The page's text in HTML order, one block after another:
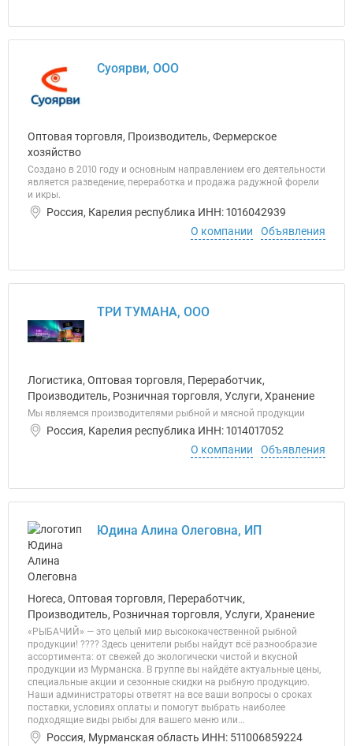
Суоярви, ООО
Оптовая торговля, Производитель, Фермерское
хозяйство
Создано в 2010 году и основным направлением его деятельности
является разведение, переработка и продажа радужной форели
и икры.
Россия, Карелия республика ИНН: 1016042939
О компании
Объявления
ТРИ ТУМАНА, ООО
Логистика, Оптовая торговля, Переработчик,
Производитель, Розничная торговля, Услуги, Хранение
Мы являемся производителями рыбной и мясной продукции
Россия, Карелия республика ИНН: 1014017052
О компании
Объявления
Юдина Алина Олеговна, ИП
Horeca, Оптовая торговля, Переработчик,
Производитель, Розничная торговля, Услуги, Хранение
«РЫБАЧИЙ» — это целый мир высококачественной рыбной
продукции! ???? Здесь ценители рыбы найдут всё разнообразие
ассортимента: от свежей до экологически чистой и вкусной
продукции из Мурманска. В группе вы найдёте актуальные цены,
специальные акции и сезонные скидки на рыбную продукцию.
Наши администраторы ответят на все ваши вопросы о сроках
поставки, условиях оплаты и помогут выбрать наиболее
подходящие виды рыбы для вашего меню или...
Россия, Мурманская область ИНН: 511006859224